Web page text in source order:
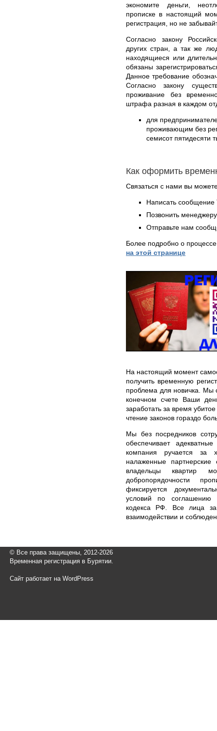
экономите деньги,
прописке в настоящий
регистрация, но не
Согласно закону
других стран, а так же
находящиеся или
обязаны
Данное требование
Согласно закону
проживание без
штрафа разная в каждом
для
проживающим без
семисот пятидесяти
Как оформить
Связаться с нами вы
Написать
Позвонить
Отправьте нам
Более подробно о
на этой странице
На настоящий момент
получить временную
проблема для новичка. Мы
конечном счете Ваши
заработать за время
чтение законов гораздо
Мы без посредников
обеспечивает
компания ручается за
налаженные
владельцы квартир
добропорядочности
фиксируется
условий по соглашению
кодекса РФ. Все лица
взаимодействии и
© Все права защищены, 2012-2026
Временная регистрация в Бурятии.
Сайт работает на WordPress